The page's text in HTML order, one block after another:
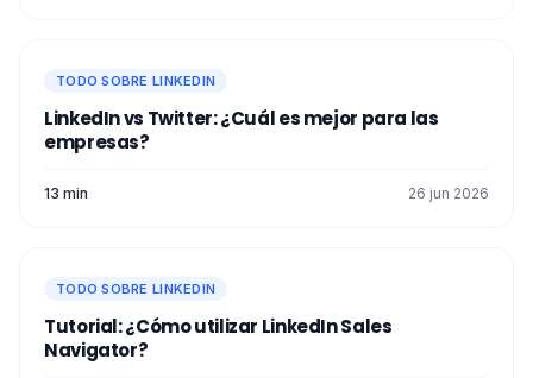
TODO SOBRE LINKEDIN
LinkedIn vs Twitter: ¿Cuál es mejor para las
empresas?
13 min 26 jun 2026
TODO SOBRE LINKEDIN
Tutorial: ¿Cómo utilizar LinkedIn Sales
Navigator?